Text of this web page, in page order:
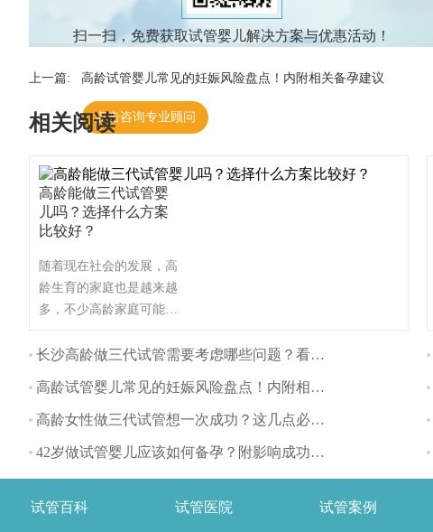
扫一扫，免费获取试管婴儿解决方案与优惠活动！
点击咨询专业顾问
上一篇: 高龄试管婴儿常见的妊娠风险盘点！内附相关备孕建议
相关阅读
高龄能做三代试管婴
儿吗？选择什么方案
比较好？
随着现在社会的发展，高
龄生育的家庭也是越来越
多，不少高龄家庭可能会
这时想通过试管婴儿技术
要问高龄做试管婴儿都适
合什么方案？这里为大家
想了解更多的试管婴儿流
程、费用、成功率，可点
击在线咨询，询问专业顾
长沙高龄做三代试管需要考虑哪些问题？看看这些事项
高龄试管婴儿常见的妊娠风险盘点！内附相关备孕建议
高龄女性做三代试管想一次成功？这几点必须要收藏！
42岁做试管婴儿应该如何备孕？附影响成功率因素分享
试管百科 试管医院 试管案例